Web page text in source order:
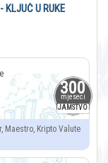
300
mjeseci
JAMSTVO
U RUKE
Maestro, Kripto Valute